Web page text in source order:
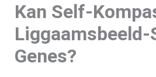
Kan Self-
Liggaamsbeeld-
Genes?